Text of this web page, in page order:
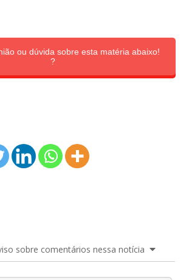
ou dúvida sobre esta matéria abaixo!
?
sobre comentários nessa notícia